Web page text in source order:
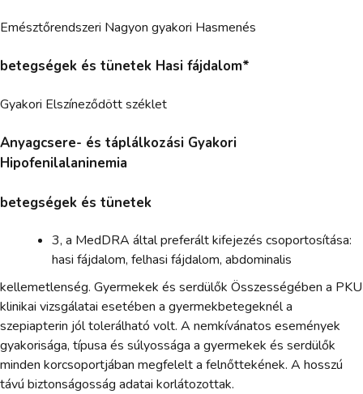
Emésztőrendszeri Nagyon gyakori Hasmenés
betegségek és tünetek Hasi fájdalom*
Gyakori Elszíneződött széklet
Anyagcsere- és táplálkozási Gyakori
Hipofenilalaninemia
betegségek és tünetek
3, a MedDRA által preferált kifejezés csoportosítása:
hasi fájdalom, felhasi fájdalom, abdominalis
kellemetlenség. Gyermekek és serdülők Összességében a PKU
klinikai vizsgálatai esetében a gyermekbetegeknél a
szepiapterin jól tolerálható volt. A nemkívánatos események
gyakorisága, típusa és súlyossága a gyermekek és serdülők
minden korcsoportjában megfelelt a felnőttekének. A hosszú
távú biztonságosság adatai korlátozottak.